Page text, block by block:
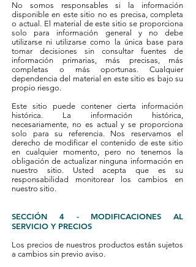
No somos responsables si la información
disponible en este sitio no es precisa, completa
o actual. El material de este sitio se proporciona
solo para información general y no debe
utilizarse ni utilizarse como la única base para
tomar decisiones sin consultar fuentes de
información primarias, más precisas, más
completas o más oportunas. Cualquier
dependencia del material en este sitio es bajo su
propio riesgo.
Este sitio puede contener cierta información
histórica. La información histórica,
necesariamente, no es actual y se proporciona
solo para su referencia. Nos reservamos el
derecho de modificar el contenido de este sitio
en cualquier momento, pero no tenemos la
obligación de actualizar ninguna información en
nuestro sitio. Usted acepta que es su
responsabilidad monitorear los cambios en
nuestro sitio.
SECCIÓN 4 - MODIFICACIONES AL
SERVICIO Y PRECIOS
Los precios de nuestros productos están sujetos
a cambios sin previo aviso.